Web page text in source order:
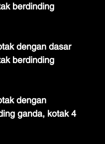
berdinding
dengan dasar
berdinding
dengan
ganda, kotak 4